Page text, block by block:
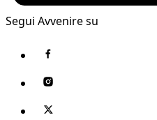
Segui Avvenire su